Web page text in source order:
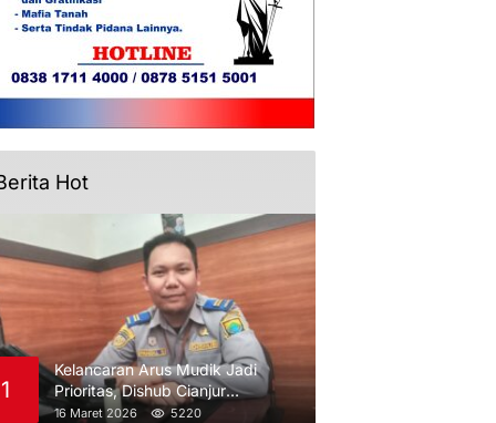
Hot
1
Kelancaran Arus Mudik Jadi
Prioritas, Dishub Cianjur
Maksimalkan Pengawasan
16 Maret 2026 5220